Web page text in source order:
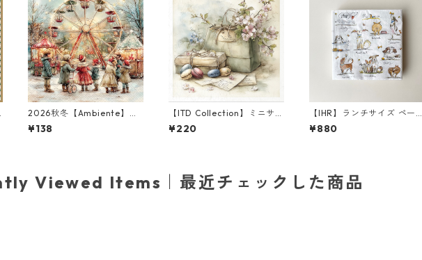
2026秋冬【Ambiente】バ
ラ売り2枚 ランチサイズ ペ
ーパーナプキン Theme Par
¥138
【ITD Collection】ミニサイ
ズ ライスペーパー RSM244
3 デコパージュ
¥220
【IHR】ランチサイズ ペーパ
ーナプキン EMOTION DOG
S ホワイト Anita Jeram 20
¥880
Viewed Items｜最近チェックした商品